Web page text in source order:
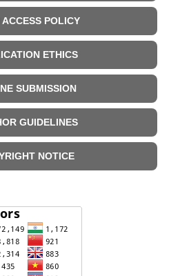
ACCESS POLICY
ETHICS
SUBMISSION
GUIDELINES
NOTICE